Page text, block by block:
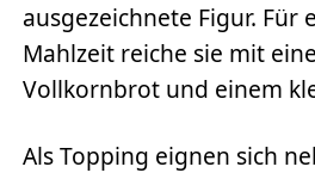
ausgezeichnete Figur. Für
Mahlzeit reiche sie mit
Vollkornbrot und einem
Als Topping eignen sich